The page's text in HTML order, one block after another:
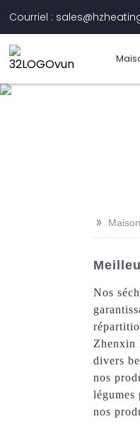
Courriel :
>> Maison
Nos
Zhenxin
divers
nos
légumes
nos